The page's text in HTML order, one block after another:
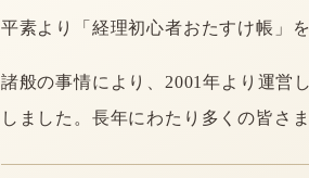
平素より「経理初心者おたすけ帳」
諸般の事情により、2001年より運営
しました。長年にわたり多くの皆さ